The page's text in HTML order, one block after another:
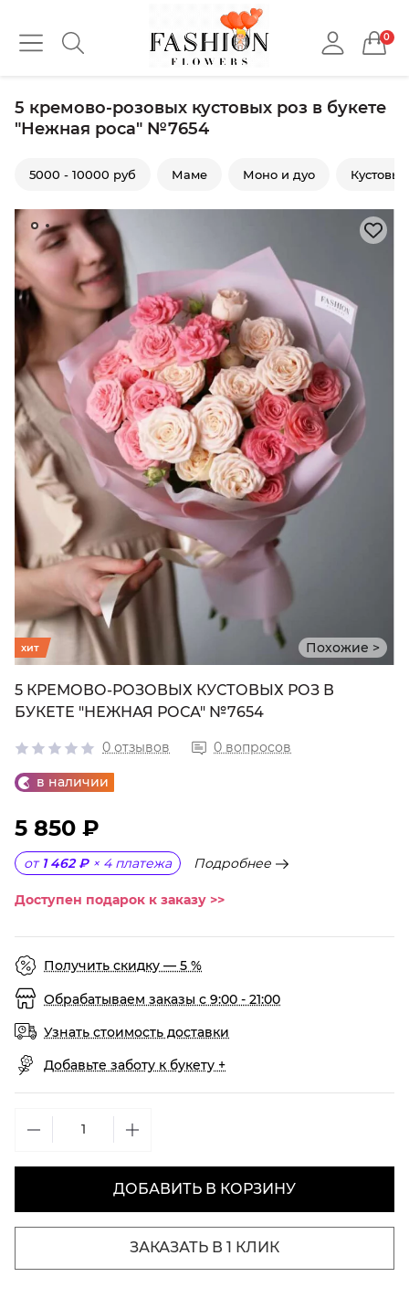
0
5 кремово-розовых кустовых роз в букете
"Нежная роса" №7654
5000 - 10000 руб Маме Моно и дуо
Похожие >
хит
5 КРЕМОВО-РОЗОВЫХ КУСТОВЫХ РОЗ В
БУКЕТЕ "НЕЖНАЯ РОСА" №7654
0 отзывов 0 вопросов
в наличии
5 850 ₽
от 1 462 ₽ × 4 платежа Подробнее
Доступен подарок к заказу >>
Получить скидку — 5 %
Обрабатываем заказы с 9:00 - 21:00
Узнать стоимость доставки
Добавьте заботу к букету +
ДОБАВИТЬ В КОРЗИНУ
ЗАКАЗАТЬ В 1 КЛИК